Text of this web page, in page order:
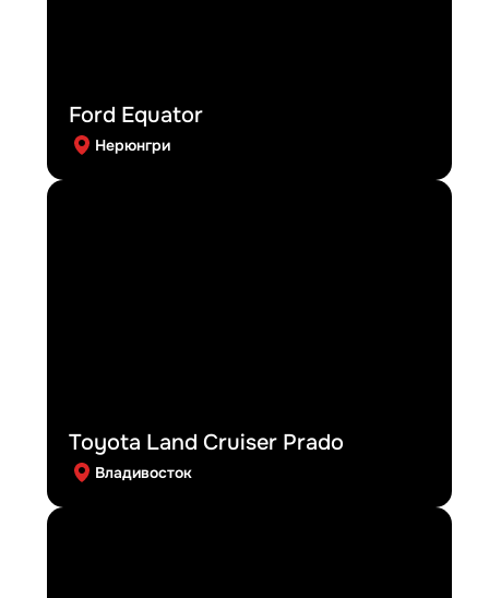
Ford Equator
Нерюнгри
Toyota Land Cruiser Prado
Владивосток